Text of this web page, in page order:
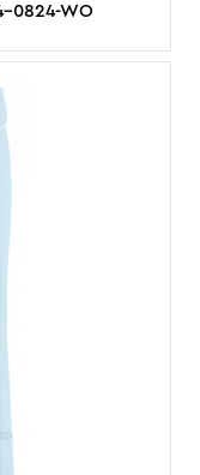
0824-WO